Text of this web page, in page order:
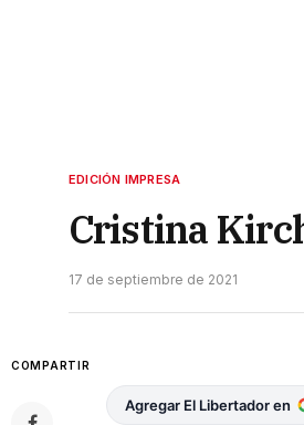
EDICIÓN IMPRESA
Cristina
17 de septiembre de 2021
COMPARTIR
Agregar El Libertador en